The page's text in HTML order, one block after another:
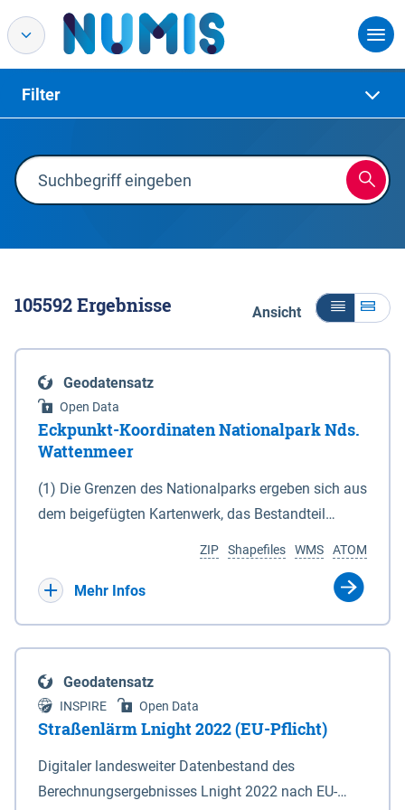
Filter
105592Ergebnisse Ansicht
Geodatensatz
Open Data
Eckpunkt-Koordinaten Nationalpark Nds.
Wattenmeer
(1) Die Grenzen des Nationalparks ergeben sich aus
dem beigefügten Kartenwerk, das Bestandteil
(DTK) im Maßstab 1 : 100 000 (Anlage 2), 2.
verkleinerte Amtliche Karte 1 : 5 000 (AK5) im
projizierte Koordinaten im Europäischen
Terrestrischen Referenzsystem 1989 (ETRS 89) mit
der Universalen Transversalen Mercator-Abbildung
bezogen auf die Zone 32 N (UTM 32N) dargestellt
(Anlage 4); Gleiches gilt für die geografischen
ATOM
WMS
Shapefiles
ZIP
Mehr Infos
Geodatensatz
INSPIRE Open Data
Straßenlärm Lnight 2022 (EU-Pflicht)
Digitaler landesweiter Datenbestand des
Berechnungsergebnisses Lnight 2022 nach EU-